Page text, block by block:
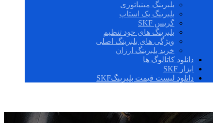
بلبرینگ مینیاتوری
بلبرینگ بک استاپ
گریس SKF
بلبرینگ های خود تنظیم
ویژگی های بلبرینگ اصلی
خرید بلبرینگ ارزان
دانلود کاتالوگ ها
ابزار SKF
دانلود لیست قیمت بلبرینگSKF